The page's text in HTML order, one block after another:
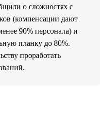
о сложностях с
(компенсации дают
90% персонала) и
планку до 80%.
проработать